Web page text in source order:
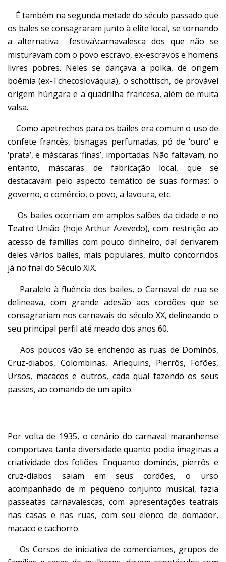
É também na segunda metade do século passado que
os bales se consagraram junto à elite local, se tornando
a alternativa festiva\carnavalesca dos que não se
misturavam com o povo escravo, ex-escravos e homens
livres pobres. Neles se dançava a polka, de origem
boêmia (ex-Tchecoslováquia), o schottisch, de provável
origem húngara e a quadrilha francesa, além de muita
valsa.
Como apetrechos para os bailes era comum o uso de
confete francês, bisnagas perfumadas, pó de ‘ouro’ e
‘prata’, e máscaras ‘finas’, importadas. Não faltavam, no
entanto, máscaras de fabricação local, que se
destacavam pelo aspecto temático de suas formas: o
governo, o comércio, o povo, a lavoura, etc.
Os bailes ocorriam em amplos salões da cidade e no
Teatro União (hoje Arthur Azevedo), com restrição ao
acesso de famílias com pouco dinheiro, daí derivarem
deles vários bailes, mais populares, muito concorridos
já no fnal do Século XIX.
Paralelo à fluência dos bailes, o Carnaval de rua se
delineava, com grande adesão aos cordões que se
consagrariam nos carnavais do século XX, delineando o
seu principal perfil até meado dos anos 60.
Aos poucos vão se enchendo as ruas de Dominós,
Cruz-diabos, Colombinas, Arlequins, Pierrôs, Fofões,
Ursos, macacos e outros, cada qual fazendo os seus
passes, ao comando de um apito.
Por volta de 1935, o cenário do carnaval maranhense
comportava tanta diversidade quanto podia imaginas a
criatividade dos foliões. Enquanto dominós, pierrôs e
cruz-diabos saiam em seus cordões, o urso
acompanhado de m pequeno conjunto musical, fazia
passeatas carnavalescas, com apresentações teatrais
nas casas e nas ruas, com seu elenco de domador,
macaco e cachorro.
Os Corsos de iniciativa de comerciantes, grupos de